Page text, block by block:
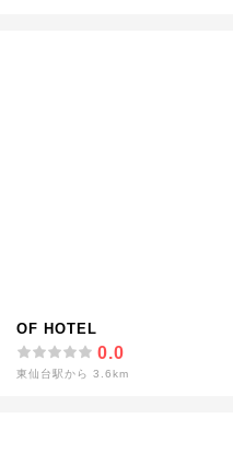
OF HOTEL
0.0
東仙台駅から 3.6km